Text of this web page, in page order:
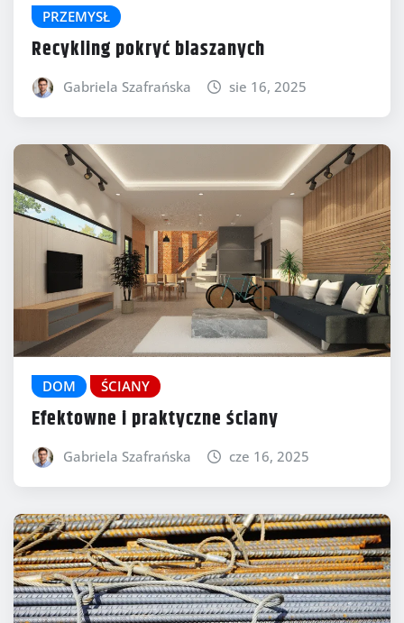
PRZEMYSŁ
Recykling pokryć blaszanych
Gabriela Szafrańska sie 16, 2025
DOM ŚCIANY
Efektowne i praktyczne ściany
Gabriela Szafrańska cze 16, 2025